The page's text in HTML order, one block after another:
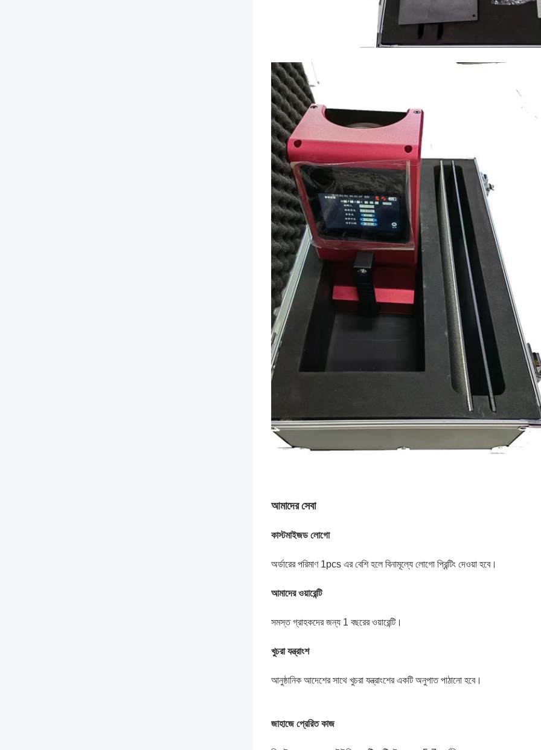
আমাদের সেবা
কাস্টমাইজড লোগো
অর্ডারের পরিমাণ 1pcs এর বেশি হলে বিনামূল্যে লোগো প্রিন্টিং দেওয়া হবে।
আমাদের ওয়ারেন্টি
সমস্ত গ্রাহকদের জন্য 1 বছরের ওয়ারেন্টি।
খুচরা যন্ত্রাংশ
আনুষ্ঠানিক আদেশের সাথে খুচরা যন্ত্রাংশের একটি অনুপাত পাঠানো হবে।
জাহাজে প্রেরিত কাজ